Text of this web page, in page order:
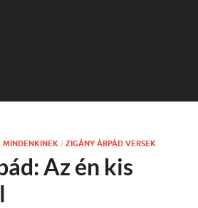
MINDENKINEK / ZIGÁNY ÁRPÁD VERSEK
Az én kis